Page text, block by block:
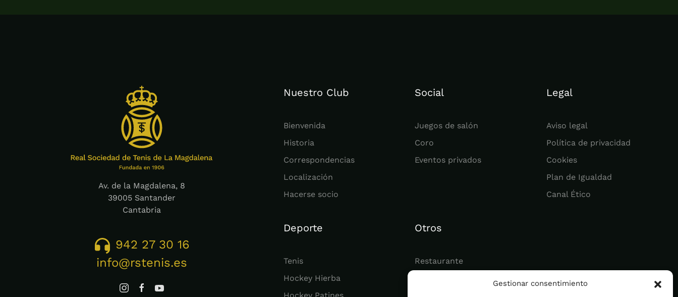
Gestionar consentimiento
Av. de la Magdalena, 8
39005 Santander
Cantabria
942 27 30 16
info@rstenis.es
Nuestro Club
Bienvenida
Historia
Correspondencias
Localización
Hacerse socio
Deporte
Tenis
Hockey Hierba
Social
Juegos de salón
Coro
Eventos privados
Otros
Restaurante
Legal
Aviso legal
Política de privacidad
Cookies
Plan de Igualdad
Canal Ético